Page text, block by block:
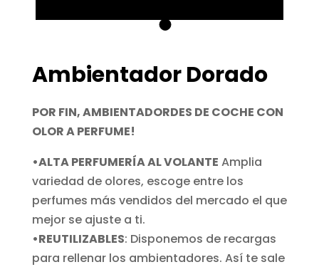
Ambientador Dorado
POR FIN, AMBIENTADORDES DE COCHE CON
OLOR A PERFUME!
•ALTA PERFUMERÍA AL VOLANTE Amplia
variedad de olores, escoge entre los
perfumes más vendidos del mercado el que
mejor se ajuste a ti.
•REUTILIZABLES: Disponemos de recargas
para rellenar los ambientadores. Así te sale